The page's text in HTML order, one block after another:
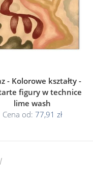
- Kolorowe kształty -
figury w technice
lime wash
Cena od: 77,91 zł